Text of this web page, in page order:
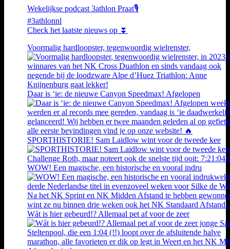
Wekelijkse podcast 3athlon Praat🎙️
#3athlonnl
Check het laatste nieuws op ⏬
Voormalig hardloopster, tegenwoordig wielrenster,
Daar is ‘ie: de nieuwe Canyon Speedmax! Afgelopen
SPORTHISTORIE! Sam Laidlow wint voor de tweede kee
WOW! Een magische, een historische en vooral indru
Wát is hier gebeurd!? Allemaal pet af voor de zeer